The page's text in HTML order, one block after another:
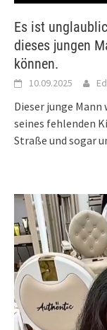
Es ist
dieses jungen
können.
10.09.2025
Dieser junge
seines fehlenden
Straße und sogar